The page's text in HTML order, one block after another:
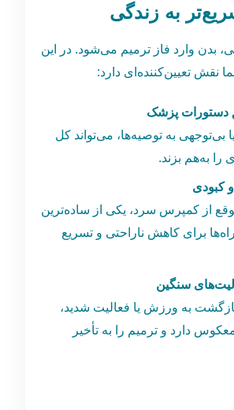
به زندگی
بدن وارد فاز ترمیم می‌شود. در این
نقش تعیین‌کننده‌ای دارد:
دستورات پزشک
بی‌توجهی به توصیه‌ها، می‌تواند کل
را به‌هم بزند.
کبودی
از کمپرس سرد، یکی از ساده‌ترین
برای کاهش ناراحتی و تسریع
سنگین
به ورزش یا فعالیت شدید،
دارد و ترمیم را به تأخیر